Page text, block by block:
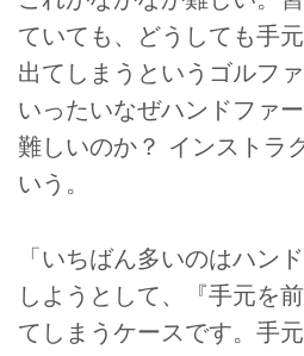
ていても、どうしても手
出てしまうというゴルフ
いったいなぜハンドファ
難しいのか？ インストラ
いう。
「いちばん多いのはハン
しようとして、『手元を
てしまうケースです。手